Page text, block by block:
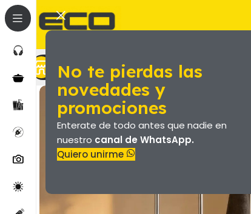
No te pierdas las
novedades y
promociones
Enterate de todo antes que nadie en
nuestro canal de WhatsApp.
Quiero unirme
Productos Marroquineria (Valijas Y Más)